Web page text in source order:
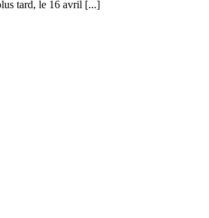
tard, le 16 avril [...]